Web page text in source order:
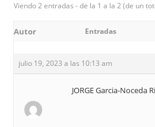
Viendo 2 entradas - de la 1 a la 2 (de un
Autor Entradas
julio 19, 2023 a las 10:13 am
JORGE Garcia-Noceda